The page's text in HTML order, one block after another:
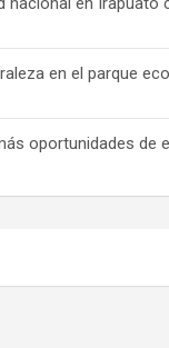
en el parque
oportunidades de